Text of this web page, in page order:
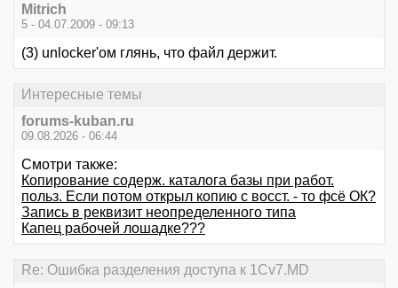
Mitrich
5 - 04.07.2009 - 09:13
(3) unlocker'ом глянь, что файл держит.
Интересные темы
forums-kuban.ru
09.08.2026 - 06:44
Смотри также:
Копирование содерж. каталога базы при работ.
польз. Если потом открыл копию с восст. - то фсё ОК?
Запись в реквизит неопределенного типа
Капец рабочей лошадке???
Re: Ошибка разделения доступа к 1Cv7.MD